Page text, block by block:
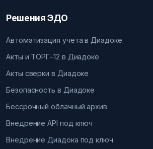
Решения ЭДО
Автоматизация учета в Диадоке
Акты и ТОРГ-12 в Диадоке
Акты сверки в Диадоке
Безопасность в Диадоке
Бессрочный облачный архив
Внедрение API под ключ
Внедрение Диадока под ключ